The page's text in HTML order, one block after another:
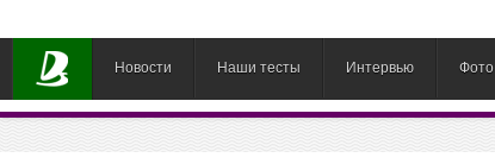
Новости Наши тесты Интервью Фото